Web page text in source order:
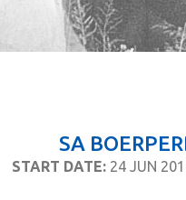
SA
START DATE:24 JUN